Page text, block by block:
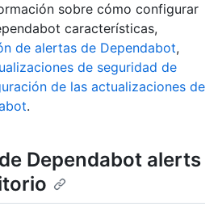
sobre cómo configurar
características,
de alertas de Dependabot,
de seguridad de
de las actualizaciones de
.
Dependabot alerts